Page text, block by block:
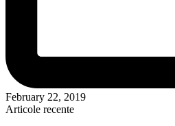
February 22, 2019
Articole recente